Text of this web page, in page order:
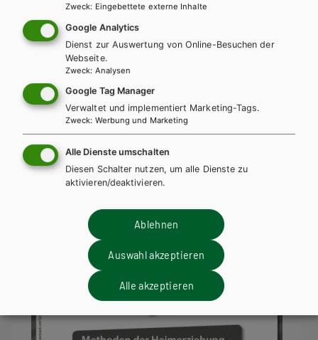
BAFEP/BASOP HUT
Kartenset Jugendhilfe - Die Klippensteiger /
Kartenset 3 - Rechtliche und
gesellschaftliche Rahmenbedingungen
Zweck: Eingebettete externe Inhalte
Google Analytics
Dienst zur Auswertung von Online-Besuchen der
Webseite.
Zweck: Analysen
Google Tag Manager
Verwaltet und implementiert Marketing-Tags.
Zweck: Werbung und Marketing
Alle Dienste umschalten
Diesen Schalter nutzen, um alle Dienste zu
aktivieren/deaktivieren.
Ablehnen
Auswahl akzeptieren
Alle akzeptieren